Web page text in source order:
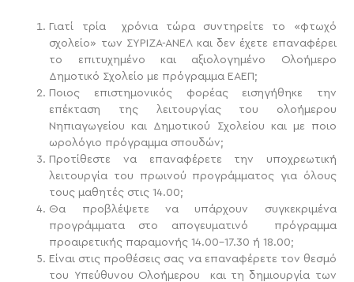
Γιατί τρία χρόνια τώρα συντηρείτε το «φτωχό
σχολείο» των ΣΥΡΙΖΑ-ΑΝΕΛ και δεν έχετε επαναφέρει
το επιτυχημένο και αξιολογημένο Ολοήμερο
Δημοτικό Σχολείο με πρόγραμμα ΕΑΕΠ;
Ποιος επιστημονικός φορέας εισηγήθηκε την
επέκταση της λειτουργίας του ολοήμερου
Νηπιαγωγείου και Δημοτικού Σχολείου και με ποιο
ωρολόγιο πρόγραμμα σπουδών;
Προτίθεστε να επαναφέρετε την υποχρεωτική
λειτουργία του πρωινού προγράμματος για όλους
τους μαθητές στις 14.00;
Θα προβλέψετε να υπάρχουν συγκεκριμένα
προγράμματα στο απογευματινό πρόγραμμα
προαιρετικής παραμονής 14.00-17.30 ή 18.00;
Είναι στις προθέσεις σας να επαναφέρετε τον θεσμό
του Υπεύθυνου Ολοήμερου και τη δημιουργία των